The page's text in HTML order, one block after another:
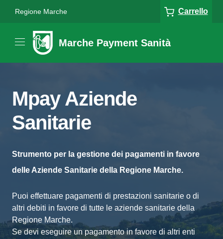
Regione Marche Carrello
Marche Payment Sanità
Mpay Aziende
Sanitarie
Strumento per la gestione dei pagamenti in favore
delle Aziende Sanitarie della Regione Marche.
Puoi effettuare pagamenti di prestazioni sanitarie o di
altri debiti in favore di tutte le aziende sanitarie della
Regione Marche.
Se devi eseguire un pagamento in favore di altri enti